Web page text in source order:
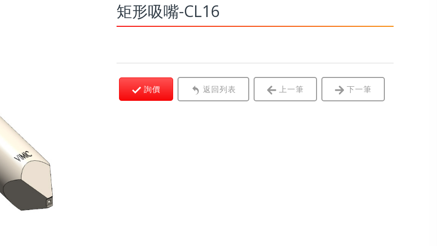
矩形吸嘴-CL16
詢價 返回列表 上一筆 下一筆